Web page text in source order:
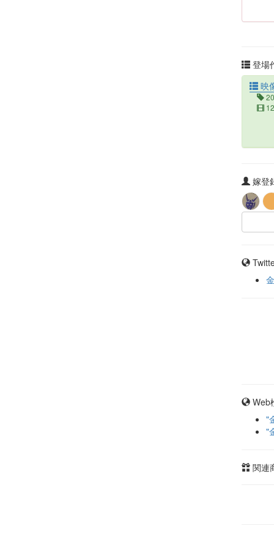
登場
映
12
嫁登
Web
"
"
関連